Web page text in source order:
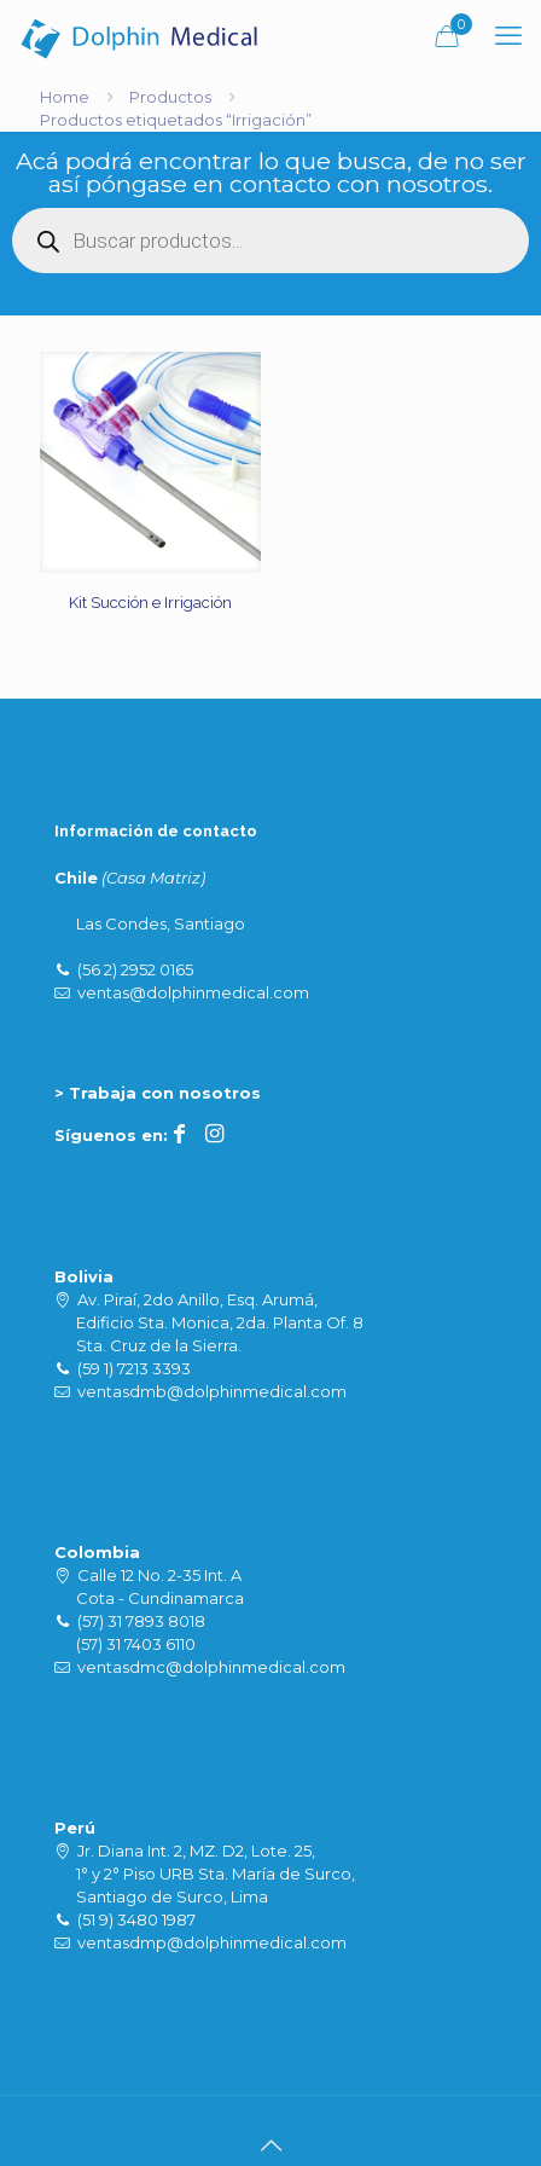
0
Home
Productos
Productos etiquetados “Irrigación”
Acá podrá encontrar lo que busca, de no ser
así póngase en contacto con nosotros.
Búsqueda
de
productos
Kit Succión e Irrigación
Información de contacto
Chile (Casa Matriz)
Las Condes, Santiago
(56 2) 2952 0165
ventas@dolphinmedical.com
> Trabaja con nosotros
Síguenos en:
Bolivia
Av. Piraí, 2do Anillo, Esq. Arumá,
Edificio Sta. Monica, 2da. Planta Of. 8
Sta. Cruz de la Sierra.
(59 1) 7213 3393
ventasdmb@dolphinmedical.com
Colombia
Calle 12 No. 2-35 Int. A
Cota - Cundinamarca
(57) 31 7893 8018
(57) 31 7403 6110
ventasdmc@dolphinmedical.com
Perú
Jr. Diana Int. 2, MZ. D2, Lote. 25,
1° y 2° Piso URB Sta. María de Surco,
Santiago de Surco, Lima
(51 9) 3480 1987
ventasdmp@dolphinmedical.com